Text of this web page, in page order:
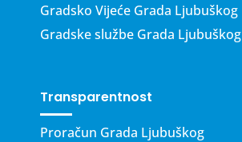
Gradsko Vijeće Grada Ljubuškog
Gradske službe Grada Ljubuškog
Transparentnost
Proračun Grada Ljubuškog